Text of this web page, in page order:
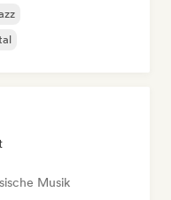
Musik